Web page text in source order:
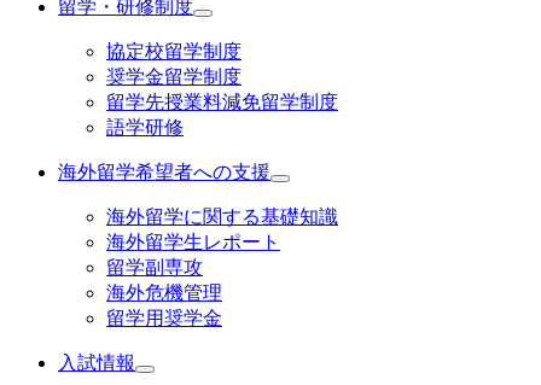
留学・研修制度
協定校留学制度
奨学金留学制度
留学先授業料減免留学制度
語学研修
海外留学希望者への支援
海外留学に関する基礎知識
海外留学生レポート
留学副専攻
海外危機管理
留学用奨学金
入試情報